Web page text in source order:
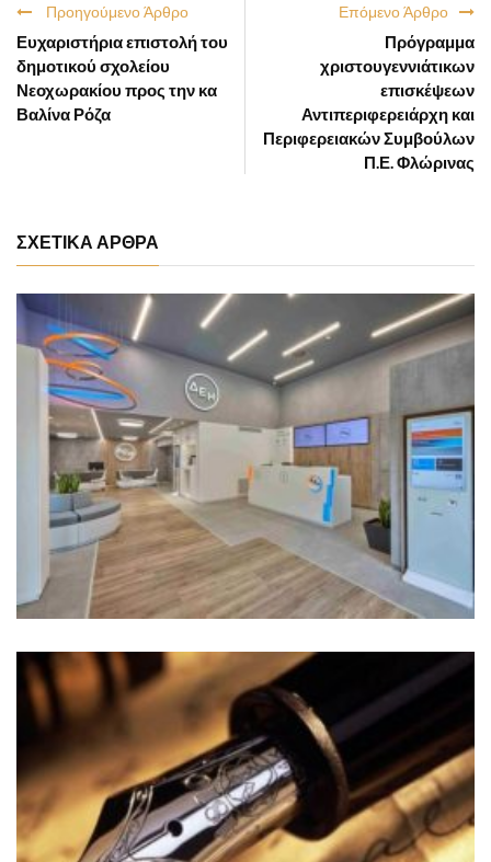
Επόμενο Άρθρο
Πρόγραμμα
χριστουγεννιάτικων
επισκέψεων
Αντιπεριφερειάρχη και
Περιφερειακών Συμβούλων
Π.Ε. Φλώρινας
Προηγούμενο Άρθρο
Ευχαριστήρια επιστολή του
δημοτικού σχολείου
Νεοχωρακίου προς την κα
Βαλίνα Ρόζα
ΣΧΕΤΙΚΑ ΑΡΘΡΑ